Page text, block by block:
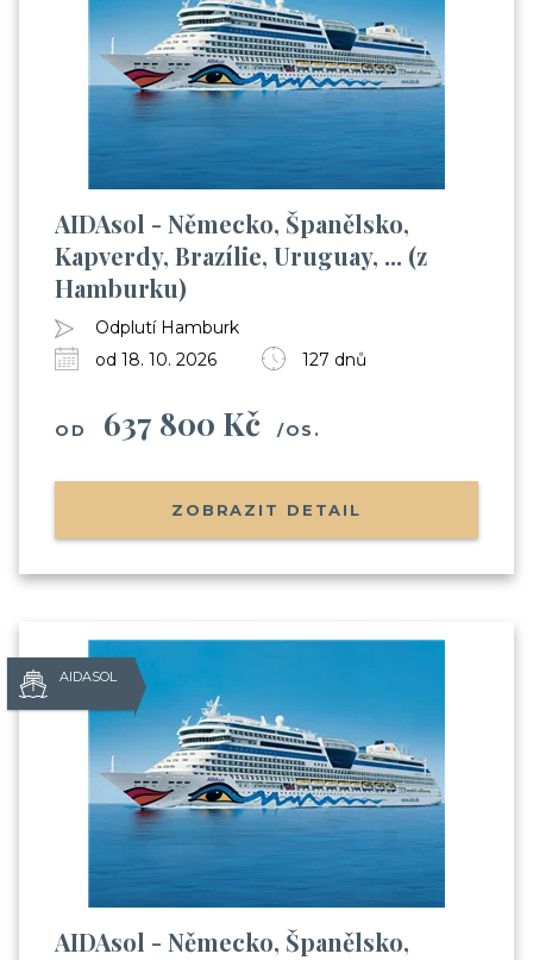
AIDAsol - Německo, Španělsko,
Kapverdy, Brazílie, Uruguay, ... (z
Hamburku)
Odplutí Hamburk
od 18. 10. 2026
127 dnů
OD 637 800 Kč /OS.
ZOBRAZIT DETAIL
AIDASOL
AIDAsol - Německo, Španělsko,